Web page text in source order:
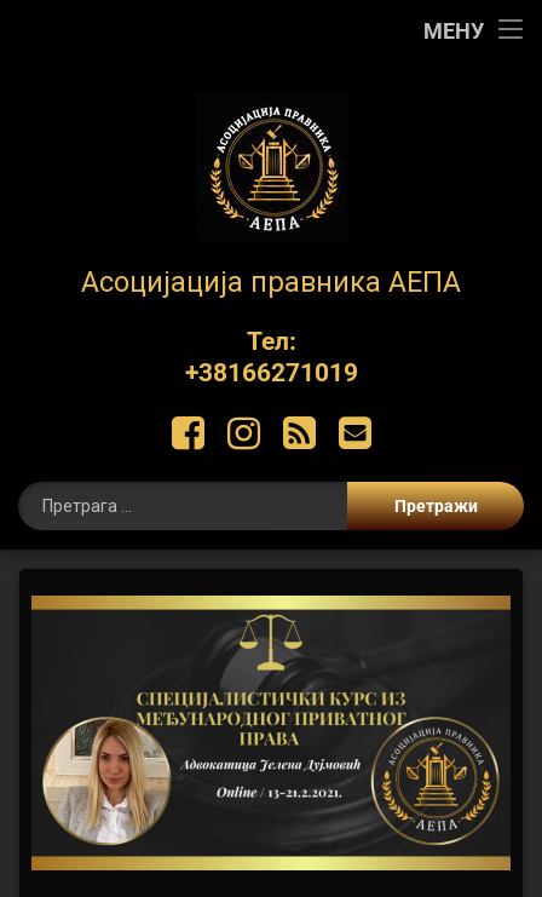
МЕНУ
АЕПА
Асоцијација правника АЕПА
Тел:
+38166271019
ФацебоокИнстаграм
РСС Е-маил
Специјалистички
међународног
приватног
права
Постед он22/01/2021
Упдатед он22/01/2021
бyvladimir
Цатегориес:
Курс